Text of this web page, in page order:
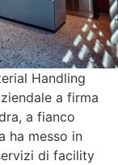
Handling
a firma
a fianco
ha messo in
di facility